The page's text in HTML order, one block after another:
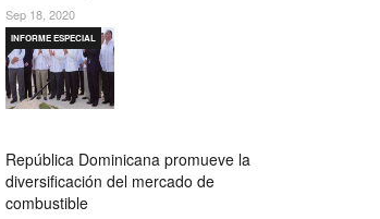
Sep 18, 2020
República Dominicana promueve la
diversificación del mercado de
combustible
INFORME ESPECIAL